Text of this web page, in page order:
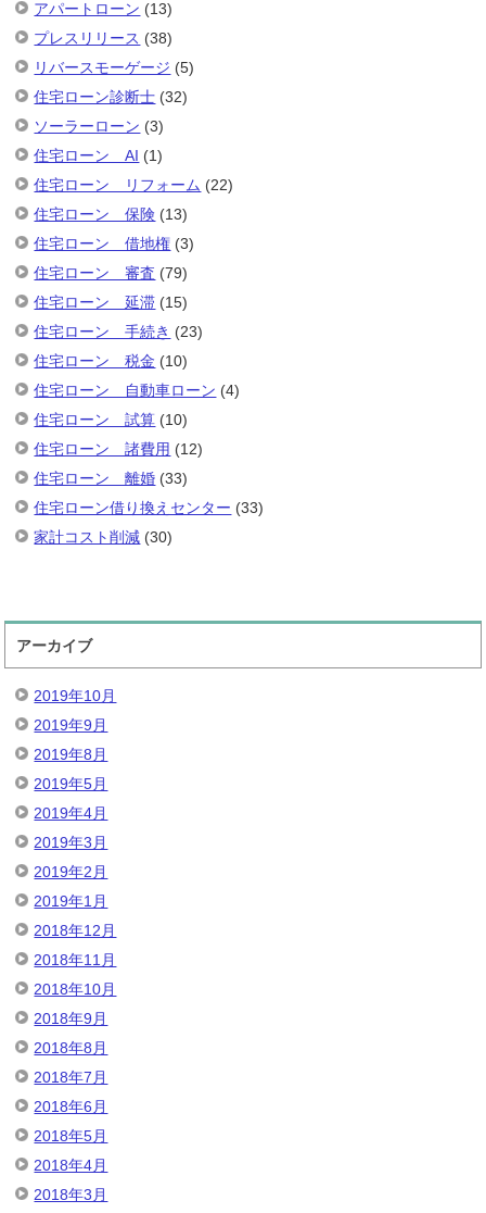
アパートローン (13)
プレスリリース (38)
リバースモーゲージ (5)
住宅ローン診断士 (32)
ソーラーローン (3)
住宅ローン AI (1)
住宅ローン リフォーム (22)
住宅ローン 保険 (13)
住宅ローン 借地権 (3)
住宅ローン 審査 (79)
住宅ローン 延滞 (15)
住宅ローン 手続き (23)
住宅ローン 税金 (10)
住宅ローン 自動車ローン (4)
住宅ローン 試算 (10)
住宅ローン 諸費用 (12)
住宅ローン 離婚 (33)
住宅ローン借り換えセンター (33)
家計コスト削減 (30)
アーカイブ
2019年10月
2019年9月
2019年8月
2019年5月
2019年4月
2019年3月
2019年2月
2019年1月
2018年12月
2018年11月
2018年10月
2018年9月
2018年8月
2018年7月
2018年6月
2018年5月
2018年4月
2018年3月